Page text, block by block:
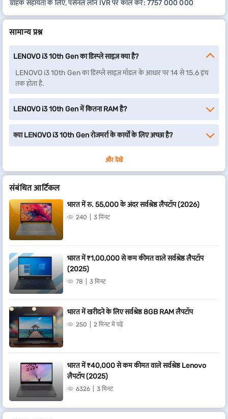
ग्राहक सहायता के लिए, पर्सनल लोन IVR पर कॉल करें: 7757 000 000
सामान्य प्रश्न
LENOVO i3 10th Gen का डिस्प्ले साइज़ क्या है?
LENOVO i3 10th Gen का डिस्प्ले साइज़ मॉडल के आधार पर 14 से 15.6 इंच
तक होता है.
LENOVO i3 10th Gen में कितना RAM है?
क्या LENOVO i3 10th Gen रोजमर्रा के कार्यों के लिए अच्छा है?
और देखें
संबंधित आर्टिकल
भारत में रु. 55,000 के अंदर सर्वश्रेष्ठ लैपटॉप (2026)
240 3 मिनट
भारत में ₹1,00,000 से कम कीमत वाले सर्वश्रेष्ठ लैपटॉप
(2025)
78 3 मिनट
भारत में खरीदने के लिए सर्वश्रेष्ठ 8GB RAM लैपटॉप
250 2 मिनट में पढ़ें
भारत में ₹40,000 से कम कीमत वाले सर्वश्रेष्ठ Lenovo
लैपटॉप (2025)
6326 3 मिनट